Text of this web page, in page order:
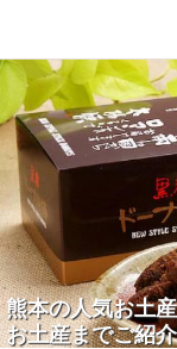
熊本の人気お土
お土産までご紹